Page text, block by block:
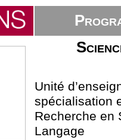
Unité
spécialisation
Recherche en
Langage